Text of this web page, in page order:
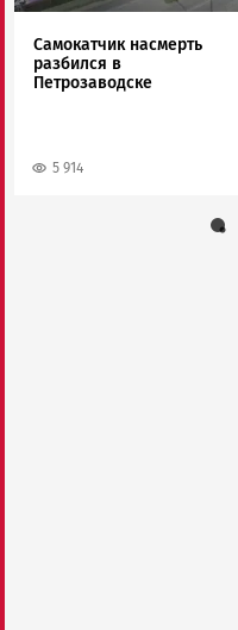
Самокатчик насмерть
разбился в
Петрозаводске
5 914